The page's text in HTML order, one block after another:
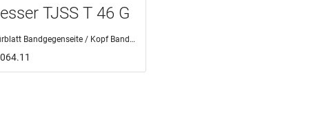
TJSS T 46 G
Bandgegenseite / Kopf Bandseite